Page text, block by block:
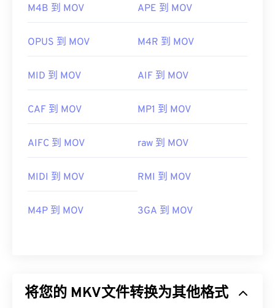
M4B 到 MOV APE 到 MOV
OPUS 到 MOV M4R 到 MOV
MID 到 MOV AIF 到 MOV
CAF 到 MOV MP1 到 MOV
AIFC 到 MOV raw 到 MOV
MIDI 到 MOV RMI 到 MOV
M4P 到 MOV 3GA 到 MOV
将您的 MKV文件转换为其他格式